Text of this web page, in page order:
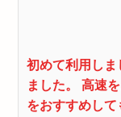
初めて利用し
ました。 高速
をおすすめし